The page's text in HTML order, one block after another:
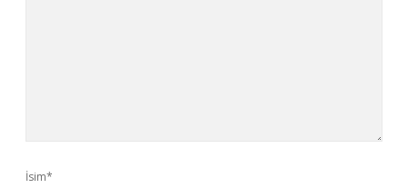
İsim*